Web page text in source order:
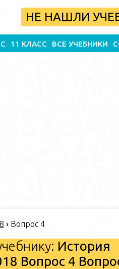
НЕ НАШЛИ
11 КЛАСС ВСЕ УЧЕБНИКИ
› Вопрос 4
История
Вопрос 4